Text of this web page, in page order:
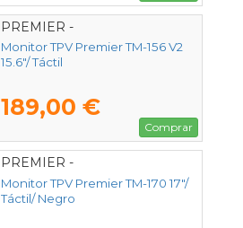
PREMIER -
TPM156TOUCHCAPB1
Monitor TPV Premier TM-156 V2
15.6"/ Táctil
189,00 €
Comprar
PREMIER -
TPM17TOUCHCAPB
Monitor TPV Premier TM-170 17"/
Táctil/ Negro